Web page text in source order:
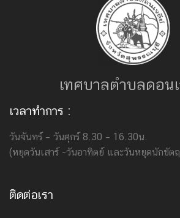
เทศบาลตำบลดอน
เวลาทำการ :
วันจันทร์ – วันศุกร์ 8.30 – 16.30น.
(หยุดวันเสาร์ -วันอาทิตย์ และวันหยุดนักขัต
ติดต่อเรา